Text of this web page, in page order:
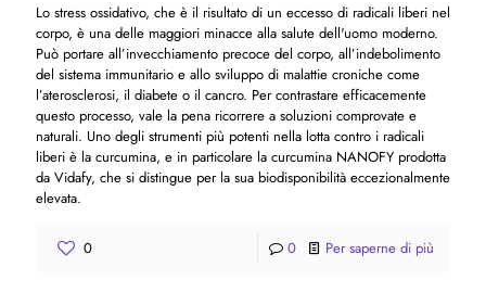
Lo stress ossidativo, che è il risultato di un eccesso di radicali liberi nel
corpo, è una delle maggiori minacce alla salute dell'uomo moderno.
Può portare all’invecchiamento precoce del corpo, all’indebolimento
del sistema immunitario e allo sviluppo di malattie croniche come
l’aterosclerosi, il diabete o il cancro. Per contrastare efficacemente
questo processo, vale la pena ricorrere a soluzioni comprovate e
naturali. Uno degli strumenti più potenti nella lotta contro i radicali
liberi è la curcumina, e in particolare la curcumina NANOFY prodotta
da Vidafy, che si distingue per la sua biodisponibilità eccezionalmente
elevata.
0 0 Per saperne di più